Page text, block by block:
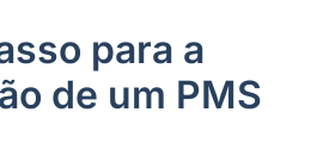
para a
de um PMS